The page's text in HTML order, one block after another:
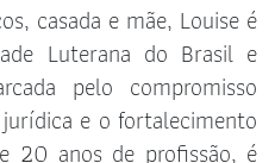
casada e mãe, Louise é
Luterana do Brasil e
pelo compromisso
e o fortalecimento
20 anos de profissão, é